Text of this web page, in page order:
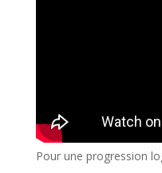
Pour une progression